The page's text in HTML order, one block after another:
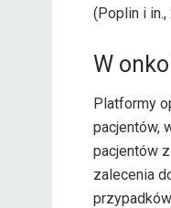
(Poplin i in.,
W
Platformy
pacjentów,
pacjentów
zalecenia